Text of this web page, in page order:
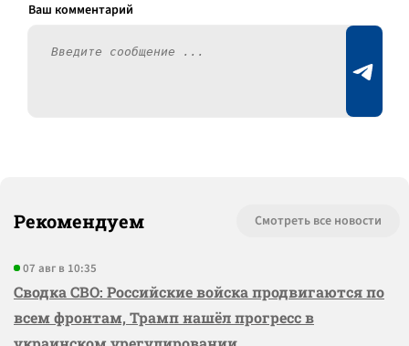
Рекомендуем Смотреть все новости
07 авг в 10:35
Сводка СВО: Российские войска продвигаются по
всем фронтам, Трамп нашёл прогресс в